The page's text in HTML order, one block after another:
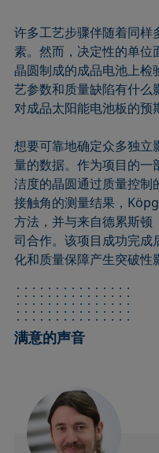
许多工艺步骤伴随着同样
素。然而，决定性的单位
晶圆制成的成品电池上检
艺参数和质量缺陷有什么
对成品太阳能电池板的预
想要可靠地确定众多独立
量的数据。作为项目的一
洁度的晶圆通过质量控制
接触角的测量结果，
方法，并与来自德累斯
司合作。该项目成功完成
化和质量保障产生突破性
满意的声音